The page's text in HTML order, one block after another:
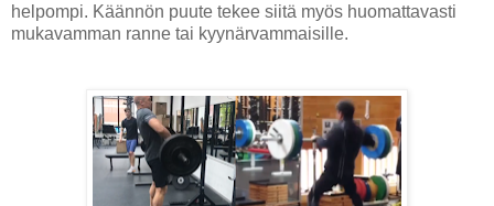
helpompi. Käännön puute tekee siitä myös huomattavasti
mukavamman ranne tai kyynärvammaisille.